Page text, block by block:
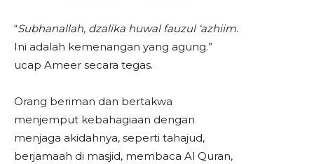
“Subhanallah, dzalika huwal fauzul ‘azhiim.
Ini adalah kemenangan yang agung.”
ucap Ameer secara tegas.
Orang beriman dan bertakwa
menjemput kebahagiaan dengan
menjaga akidahnya, seperti tahajud,
berjamaah di masjid, membaca Al Quran,